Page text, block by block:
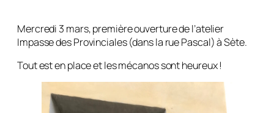
Mercredi 3 mars, première ouverture de l’atelier
Impasse des Provinciales (dans la rue Pascal) à Sète.
Tout est en place et les mécanos sont heureux !